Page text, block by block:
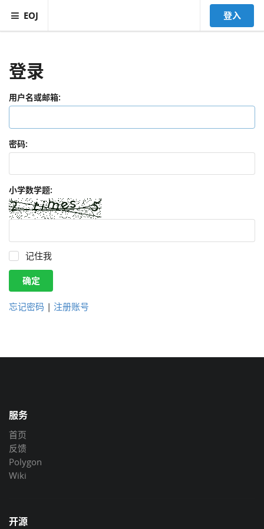
EOJ 登入
登录
用户名或邮箱:
密码:
小学数学题:
记住我
确定
忘记密码 | 注册账号
服务
首页
反馈
Polygon
Wiki
开源